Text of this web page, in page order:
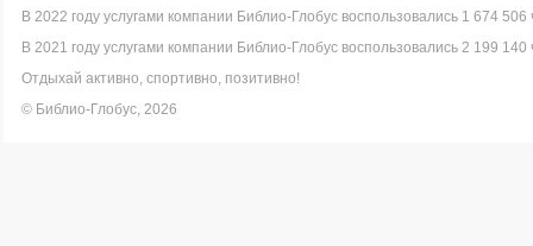
В 2022 году услугами компании Библио-Глобус воспользовались 1 674 506
В 2021 году услугами компании Библио-Глобус воспользовались 2 199 140
Отдыхай активно, спортивно, позитивно!
© Библио-Глобус, 2026